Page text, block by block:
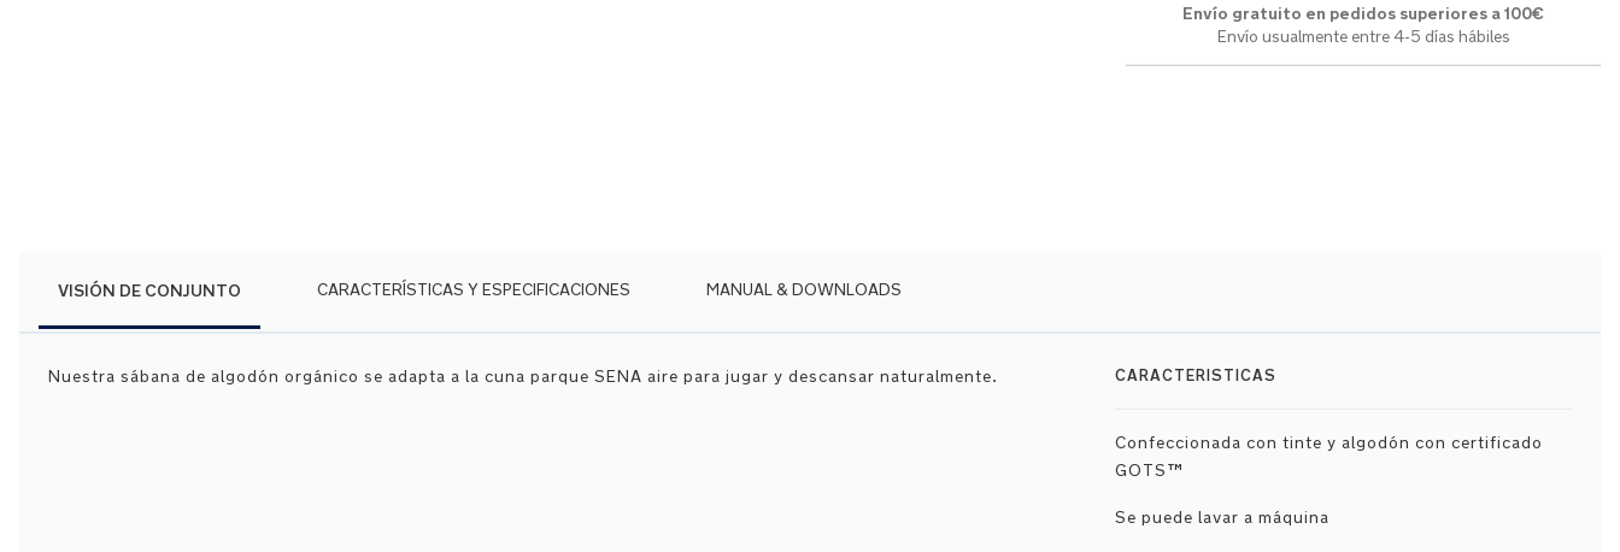
Envío gratuito en pedidos superiores a 100€
Envío usualmente entre 4-5 días hábiles
VISIÓN DE CONJUNTO
Nuestra sábana de algodón orgánico se adapta a la cuna parque SENA aire para jugar y descansar naturalmente. CARACTERISTICAS
Confeccionada con tinte y algodón con certificado
GOTS™
Se puede lavar a máquina
CARACTERÍSTICAS Y ESPECIFICACIONES MANUAL & DOWNLOADS